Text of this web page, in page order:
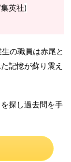
英社)
の職員は赤尾と
記憶が蘇り震え
探し過去問を手